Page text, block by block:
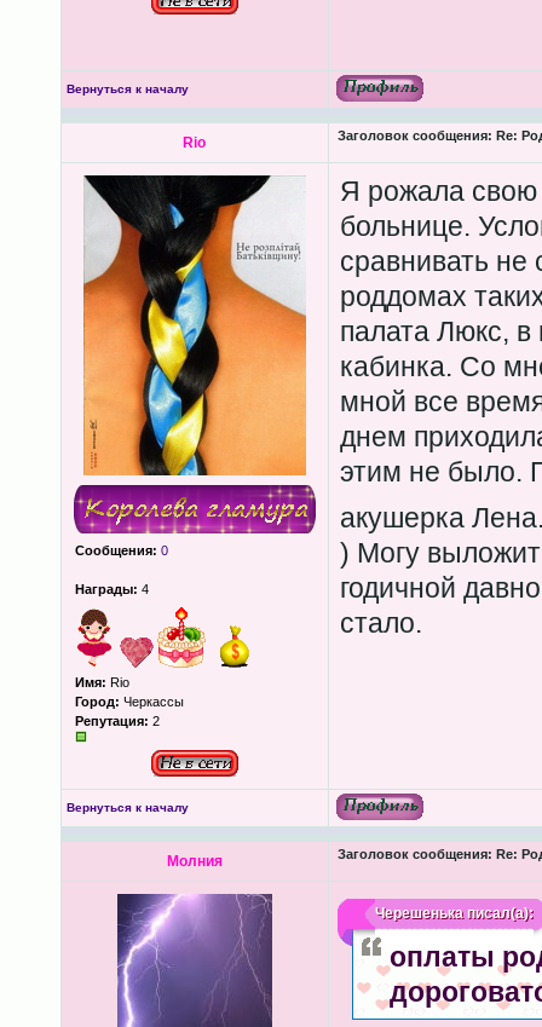
Вернуться к началу
Rio Заголовок сообщения: Re:
Сообщения: 0
Награды: 4
Имя: Rio
Город: Черкассы
Репутация: 2
Я рожала свою
больнице.
сравнивать не
роддомах
палата Люкс, в
кабинка. Со
мной все
днем
этим не было.
акушерка
) Могу
годичной
стало.
Вернуться к началу
Молния Заголовок сообщения: Re:
Черешенькаписал(а):
оплаты